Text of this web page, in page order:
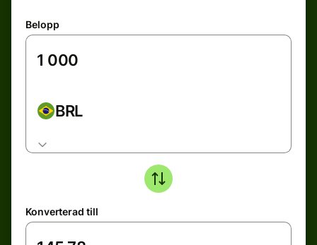
Belopp
BRL
Konverterad till